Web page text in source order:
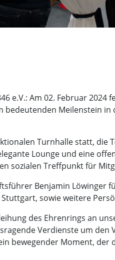
e.V.: Am 02. Februar
Meilenstein
Turnhalle statt,
Lounge und eine
sozialen Treffpunkt für
Benjamin
sowie weitere
des Ehrenrings an
Verdienste um
bewegender Moment,